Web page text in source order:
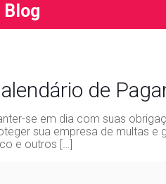
de
se em dia com suas
sua empresa de multas e
e outros […]